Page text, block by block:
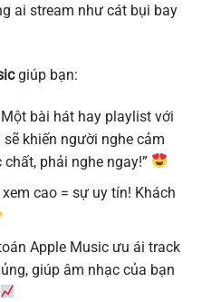
ai stream như cát bụi bay
giúp bạn:
bài hát hay playlist với
khiến người nghe cảm
phải nghe ngay!”
cao = sự uy tín! Khách
Apple Music ưu ái track
giúp âm nhạc của bạn